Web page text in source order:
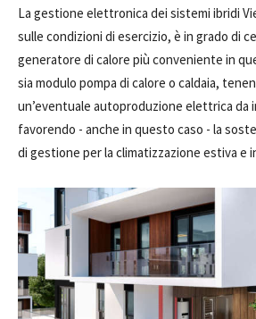
La gestione elettronica dei sistemi ibridi
sulle condizioni di esercizio, è in grado di
generatore di calore più conveniente in
sia modulo pompa di calore o caldaia,
un’eventuale autopro­duzione elettrica
favorendo - anche in questo caso - la
di gestione per la climatizzazione estiva e